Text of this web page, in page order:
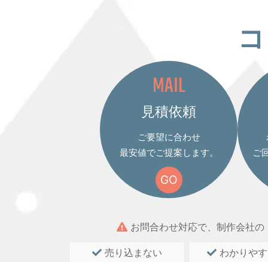
MAIL
見積依頼
ご要望に合わせ
最安値でご提案します。
GO
ご
お問合わせ対応で、制作会社の
売り込まない
わかりや